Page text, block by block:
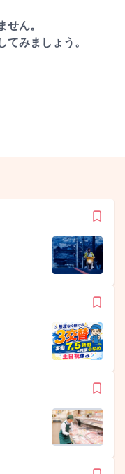
せん。
てみましょう。